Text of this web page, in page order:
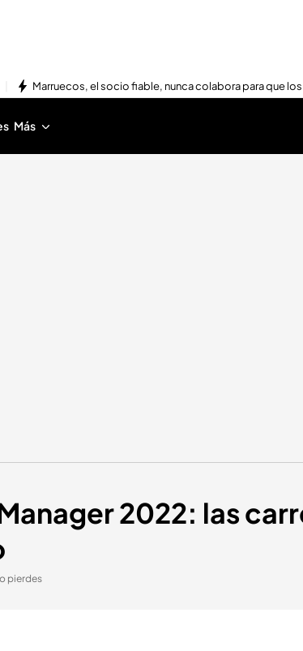
Marruecos, el socio fiable, nunca colabora para que
Más
2022: las
pierdes